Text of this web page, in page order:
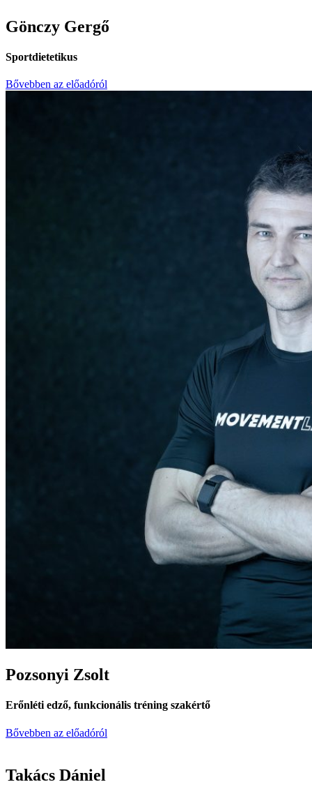
Gönczy Gergő
Sportdietetikus
Bővebben az előadóról
Pozsonyi Zsolt
Erőnléti edző, funkcionális tréning szakértő
Bővebben az előadóról
Takács Dániel